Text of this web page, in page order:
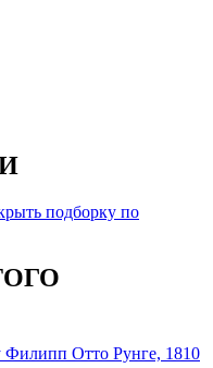
подборку по